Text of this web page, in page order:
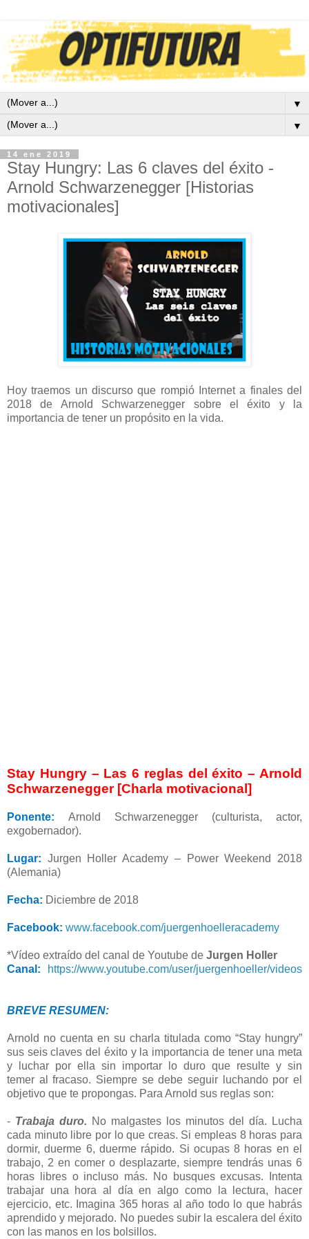
▼
▼
14 ene 2019
Stay Hungry: Las 6 claves del éxito -
Arnold Schwarzenegger [Historias
motivacionales]
Hoy traemos un discurso que rompió Internet a finales del
2018 de Arnold Schwarzenegger sobre el éxito y la
importancia de tener un propósito en la vida.
Stay Hungry – Las 6 reglas del éxito – Arnold
Schwarzenegger [Charla motivacional]
Ponente: Arnold Schwarzenegger (culturista, actor,
exgobernador).
Lugar: Jurgen Holler Academy – Power Weekend 2018
(Alemania)
Fecha: Diciembre de 2018
Facebook: www.facebook.com/juergenhoelleracademy
*Vídeo extraído del canal de Youtube de Jurgen Holler
Canal:
https://www.youtube.com/user/juergenhoeller/videos
BREVE RESUMEN:
Arnold no cuenta en su charla titulada como “Stay hungry”
sus seis claves del éxito y la importancia de tener una meta
y luchar por ella sin importar lo duro que resulte y sin
temer al fracaso. Siempre se debe seguir luchando por el
objetivo que te propongas. Para Arnold sus reglas son:
- Trabaja duro. No malgastes los minutos del día. Lucha
cada minuto libre por lo que creas. Si empleas 8 horas para
dormir, duerme 6, duerme rápido. Si ocupas 8 horas en el
trabajo, 2 en comer o desplazarte, siempre tendrás unas 6
horas libres o incluso más. No busques excusas. Intenta
trabajar una hora al día en algo como la lectura, hacer
ejercicio, etc. Imagina 365 horas al año todo lo que habrás
aprendido y mejorado. No puedes subir la escalera del éxito
con las manos en los bolsillos.